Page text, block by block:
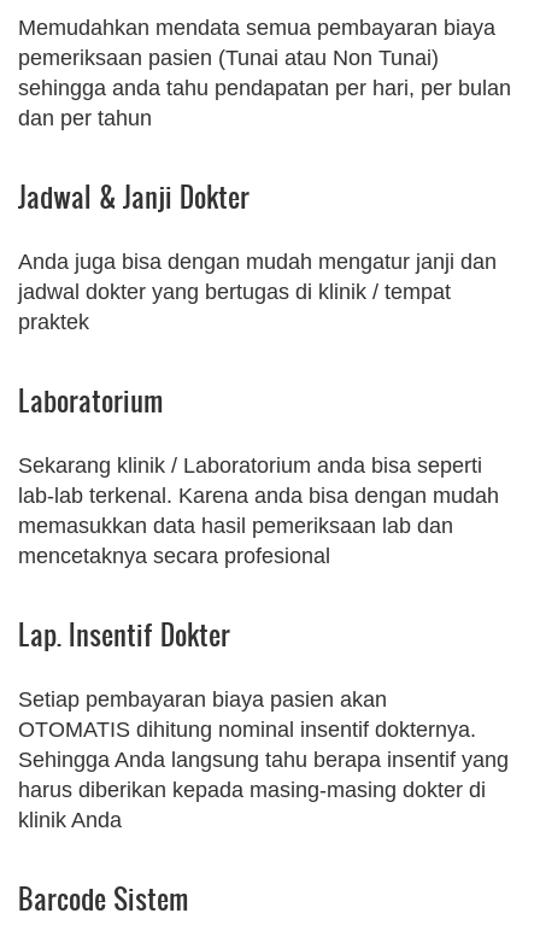
Memudahkan mendata semua pembayaran biaya
pemeriksaan pasien (Tunai atau Non Tunai)
sehingga anda tahu pendapatan per hari, per bulan
dan per tahun
Jadwal & Janji Dokter
Anda juga bisa dengan mudah mengatur janji dan
jadwal dokter yang bertugas di klinik / tempat
praktek
Laboratorium
Sekarang klinik / Laboratorium anda bisa seperti
lab-lab terkenal. Karena anda bisa dengan mudah
memasukkan data hasil pemeriksaan lab dan
mencetaknya secara profesional
Lap. Insentif Dokter
Setiap pembayaran biaya pasien akan
OTOMATIS dihitung nominal insentif dokternya.
Sehingga Anda langsung tahu berapa insentif yang
harus diberikan kepada masing-masing dokter di
klinik Anda
Barcode Sistem